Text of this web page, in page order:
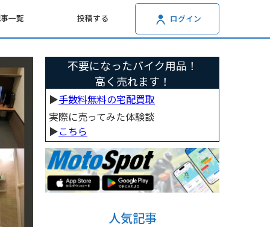
一覧 投稿する ログイン
不要になったバイク用品！
高く売れます！
▶︎手数料無料の宅配買取
実際に売ってみた体験談
▶︎こちら
人気記事